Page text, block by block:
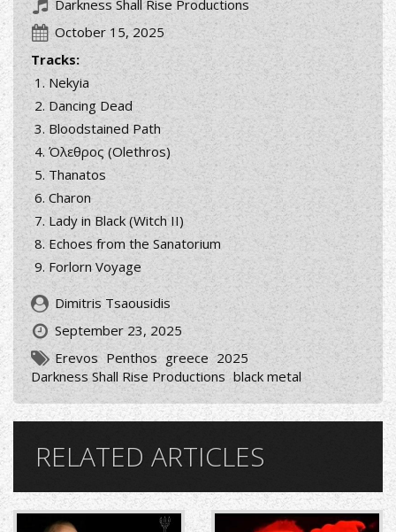
Darkness Shall Rise Productions
October 15, 2025
Tracks:
Nekyia
Dancing Dead
Bloodstained Path
Όλεθρος (Olethros)
Thanatos
Charon
Lady in Black (Witch II)
Echoes from the Sanatorium
Forlorn Voyage
Dimitris Tsaousidis
September 23, 2025
Erevos Penthos greece 2025
Darkness Shall Rise Productions black metal
RELATED ARTICLES